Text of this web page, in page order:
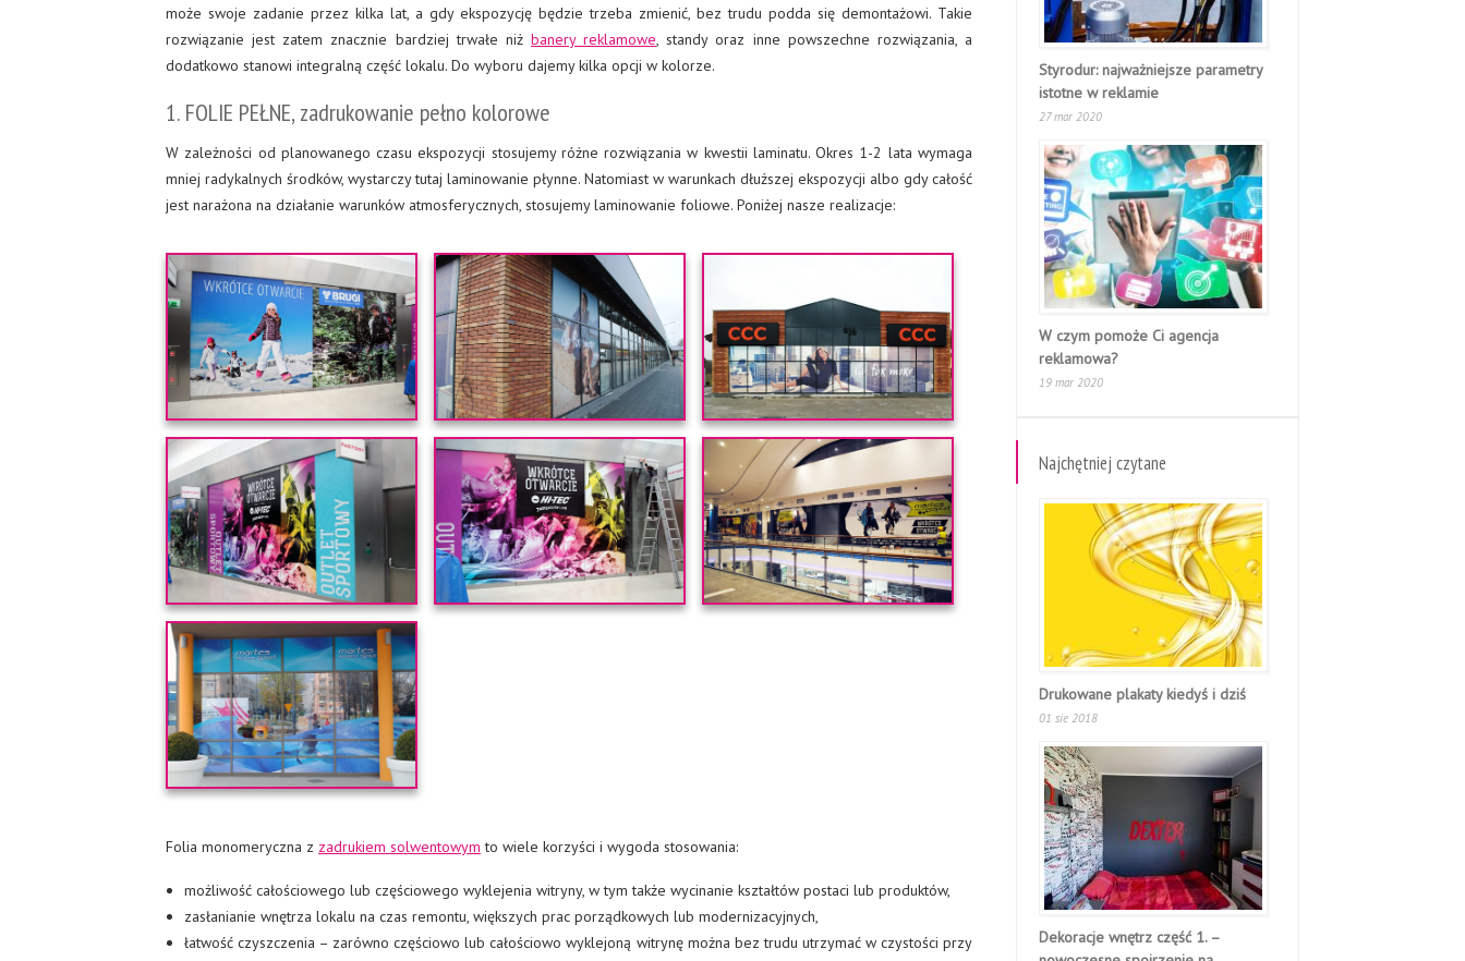
może swoje zadanie przez kilka lat, a gdy ekspozycję będzie trzeba zmienić, bez trudu podda się demontażowi. Takie
rozwiązanie jest zatem znacznie bardziej trwałe niż banery reklamowe, standy oraz inne powszechne rozwiązania, a
dodatkowo stanowi integralną część lokalu. Do wyboru dajemy kilka opcji w kolorze.
1. FOLIE PEŁNE, zadrukowanie pełno kolorowe
W zależności od planowanego czasu ekspozycji stosujemy różne rozwiązania w kwestii laminatu. Okres 1-2 lata wymaga
mniej radykalnych środków, wystarczy tutaj laminowanie płynne. Natomiast w warunkach dłuższej ekspozycji albo gdy całość
jest narażona na działanie warunków atmosferycznych, stosujemy laminowanie foliowe. Poniżej nasze realizacje:
Folia monomeryczna z zadrukiem solwentowym to wiele korzyści i wygoda stosowania:
możliwość całościowego lub częściowego wyklejenia witryny, w tym także wycinanie kształtów postaci lub produktów,
zasłanianie wnętrza lokalu na czas remontu, większych prac porządkowych lub modernizacyjnych,
łatwość czyszczenia – zarówno częściowo lub całościowo wyklejoną witrynę można bez trudu utrzymać w czystości przy
Styrodur: najważniejsze parametry
istotne w reklamie
27 mar 2020
W czym pomoże Ci agencja
reklamowa?
19 mar 2020
Najchętniej czytane
Drukowane plakaty kiedyś i dziś
01 sie 2018
Dekoracje wnętrz część 1. –